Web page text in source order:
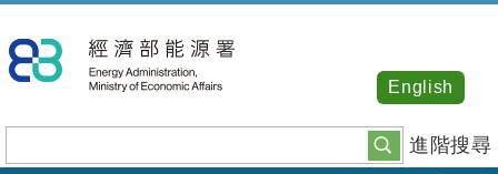
到
主
內
容
進階搜尋
English